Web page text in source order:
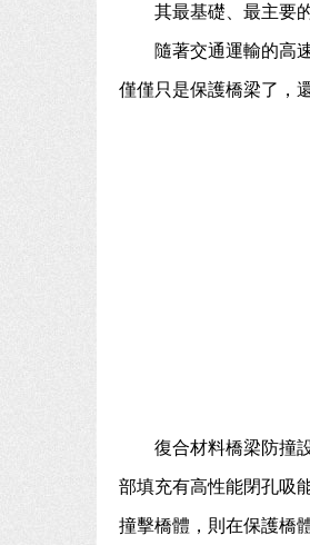
其最基礎、最主要
隨著交通運輸的高
僅僅只是保護橋梁了，
復合材料橋梁防撞
部填充有高性能閉孔吸
撞擊橋體，則在保護橋